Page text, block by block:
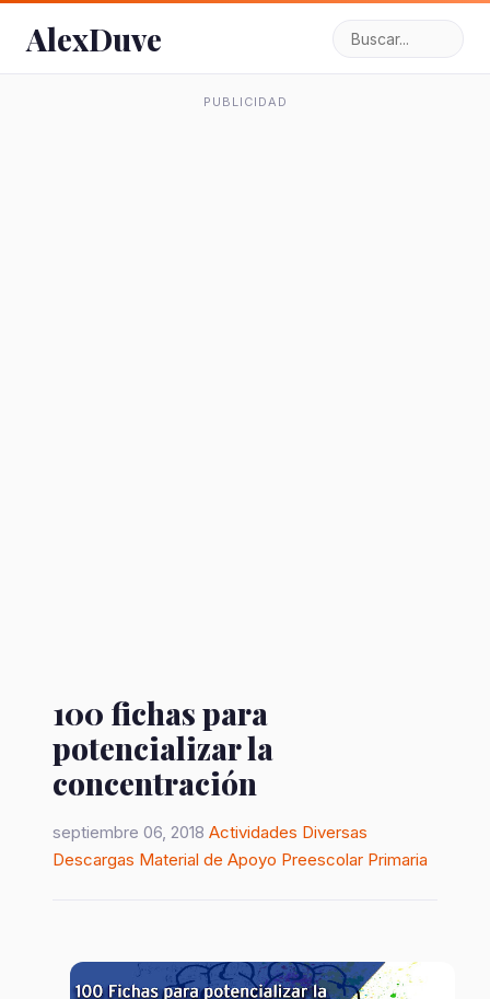
AlexDuve
PUBLICIDAD
100 fichas para
potencializar la
concentración
septiembre 06, 2018 Actividades Diversas
Descargas Material de Apoyo Preescolar Primaria